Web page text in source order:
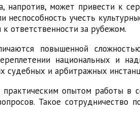
может привести к
учесть
ответственности за рубежом.
повышенной
национальных и
судебных и арбитражных
опытом работы
Такое